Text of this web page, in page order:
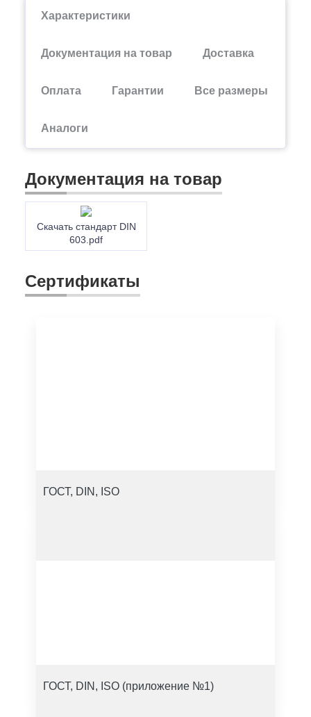
Характеристики
Документация на товар Доставка
Оплата Гарантии Все размеры
Аналоги
Документация на товар
Скачать стандарт DIN
603.pdf
Сертификаты
ГОСТ, DIN, ISO
ГОСТ, DIN, ISO (приложение №1)